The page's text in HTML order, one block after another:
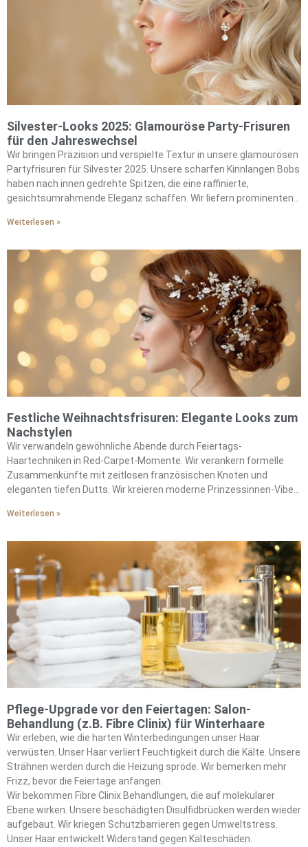
Silvester-Looks 2025: Glamouröse Party-Frisuren
für den Jahreswechsel
Wir bringen Präzision und verspielte Textur in unsere glamourösen
Partyfrisuren für Silvester 2025. Unsere scharfen Kinnlangen Bobs
haben nach innen gedrehte Spitzen, die eine raffinierte,
gesichtsumrahmende Eleganz schaffen. Wir liefern prominenten-
Statement-Hochsteckfrisuren versprühen 90er Pamela Anderson
bieten romantischen Charme mit Kronenzöpfen, die mit
perlenbesetzten Haarspangen geschmückt sind. Unsere von
Brigitte Bardot inspirierten Knoten verkörpern ungezähmte Textur.
Wir fügen jedem Style sofortigen Y2K-Glamour hinzu mit Glitzer-
Transformationen durch Lametta-Strähnen und Schimmer-
Sprays. Unsere spektakulären Looks ziehen die ganze Nacht über
bei den Feierlichkeiten alle Blicke auf sich.
Weiterlesen »
Festliche Weihnachtsfrisuren: Elegante Looks zum
Nachstylen
Wir verwandeln gewöhnliche Abende durch Feiertags-
Haartechniken in Red-Carpet-Momente. Wir verankern formelle
Zusammenkünfte mit zeitlosen französischen Knoten und
eleganten tiefen Dutts. Wir kreieren moderne Prinzessinnen-Vibes
geschmückt sind. Wir fangen Licht wie eingefangenes
architektonische Unterstützung, indem wir Volumen-Mousse auf
feuchte Ansätze auftragen. Wir fügen fotogene Textur mit
Meersalz-Spray hinzu. Wir fangen Kerzenlicht wunderschön mit
satten Kupfertönen und luxuriösen Mokka-Mousse-Nuancen ein.
Wir enthüllen unzählige festliche Styling-Möglichkeiten durch
diese grundlegenden Techniken.
Weiterlesen »
Pflege-Upgrade vor den Feiertagen: Salon-
Behandlung (z.B. Fibre Clinix) für Winterhaare
Wir erleben, wie die harten Winterbedingungen unser Haar
verwüsten. Unser Haar verliert Feuchtigkeit durch die Kälte. Unsere
Strähnen werden durch die Heizung spröde. Wir bemerken mehr
Frizz, bevor die Feiertage anfangen.
Wir bekommen Fibre Clinix Behandlungen, die auf molekularer
Ebene wirken. Unsere beschädigten Disulfidbrücken werden wieder
aufgebaut. Wir kriegen Schutzbarrieren gegen Umweltstress.
Unser Haar entwickelt Widerstand gegen Kälteschäden.